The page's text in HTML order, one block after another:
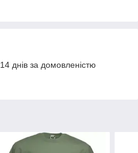
днів за домовленістю